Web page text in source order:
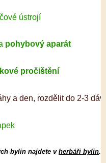
ústrojí
pohybový aparát
pročištění
a den, rozdělit do 2-3
bylin najdete v herbáři bylin.